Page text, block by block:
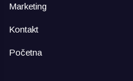
Marketing
Kontakt
Početna